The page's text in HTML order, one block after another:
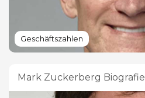
Geschäftszahlen
Mark Zuckerberg Biografie